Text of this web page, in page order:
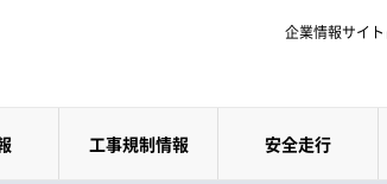
企業情報サイト
工事規制情報 安全走行